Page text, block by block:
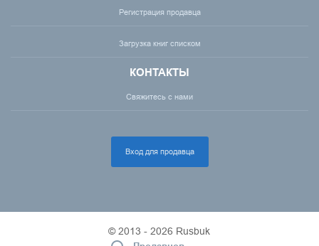
Регистрация продавца
Загрузка книг списком
КОНТАКТЫ
Свяжитесь с нами
Вход для продавца
© 2013 - 2026 Rusbuk